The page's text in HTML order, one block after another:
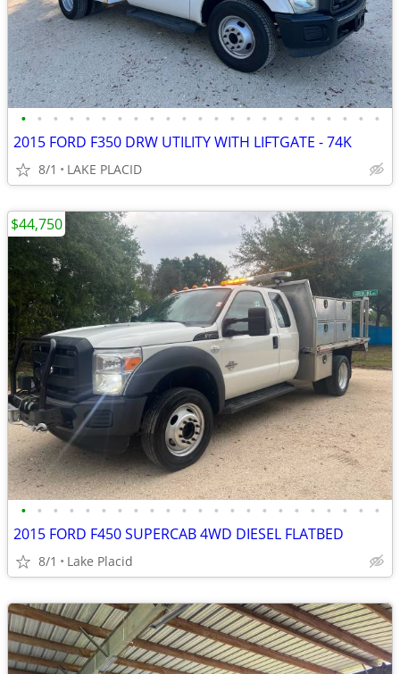
• • • • • • • • • • • • • • • • • • • • • • •
2015 FORD F350 DRW UTILITY WITH LIFTGATE - 74K
8/1 LAKE PLACID
• • • • • • • • • • • • • • • • • • • • • • •
2015 FORD F450 SUPERCAB 4WD DIESEL FLATBED
8/1 Lake Placid
$44,750